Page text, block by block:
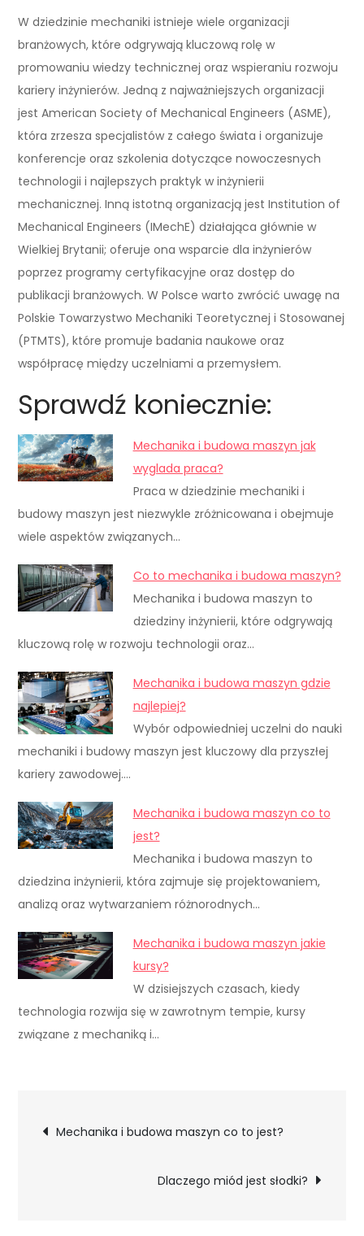
W dziedzinie mechaniki istnieje wiele organizacji
branżowych, które odgrywają kluczową rolę w
promowaniu wiedzy technicznej oraz wspieraniu rozwoju
kariery inżynierów. Jedną z najważniejszych organizacji
jest American Society of Mechanical Engineers (ASME),
która zrzesza specjalistów z całego świata i organizuje
konferencje oraz szkolenia dotyczące nowoczesnych
technologii i najlepszych praktyk w inżynierii
mechanicznej. Inną istotną organizacją jest Institution of
Mechanical Engineers (IMechE) działająca głównie w
Wielkiej Brytanii; oferuje ona wsparcie dla inżynierów
poprzez programy certyfikacyjne oraz dostęp do
publikacji branżowych. W Polsce warto zwrócić uwagę na
Polskie Towarzystwo Mechaniki Teoretycznej i Stosowanej
(PTMTS), które promuje badania naukowe oraz
współpracę między uczelniami a przemysłem.
Sprawdź koniecznie:
Mechanika i budowa maszyn jak
wyglada praca?
Praca w dziedzinie mechaniki i
budowy maszyn jest niezwykle zróżnicowana i obejmuje
wiele aspektów związanych…
Co to mechanika i budowa maszyn?
Mechanika i budowa maszyn to
dziedziny inżynierii, które odgrywają
kluczową rolę w rozwoju technologii oraz…
Mechanika i budowa maszyn gdzie
najlepiej?
Wybór odpowiedniej uczelni do nauki
mechaniki i budowy maszyn jest kluczowy dla przyszłej
kariery zawodowej.…
Mechanika i budowa maszyn co to
jest?
Mechanika i budowa maszyn to
dziedzina inżynierii, która zajmuje się projektowaniem,
analizą oraz wytwarzaniem różnorodnych…
Mechanika i budowa maszyn jakie
kursy?
W dzisiejszych czasach, kiedy
technologia rozwija się w zawrotnym tempie, kursy
związane z mechaniką i…
Nawigacja
Mechanika i budowa maszyn co to jest?
Dlaczego miód jest słodki?